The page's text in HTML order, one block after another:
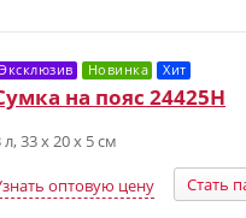
Эксклюзив Новинка Хит
на пояс 24425H
л, 33 х 20 х 5 см
оптовую цену Стать